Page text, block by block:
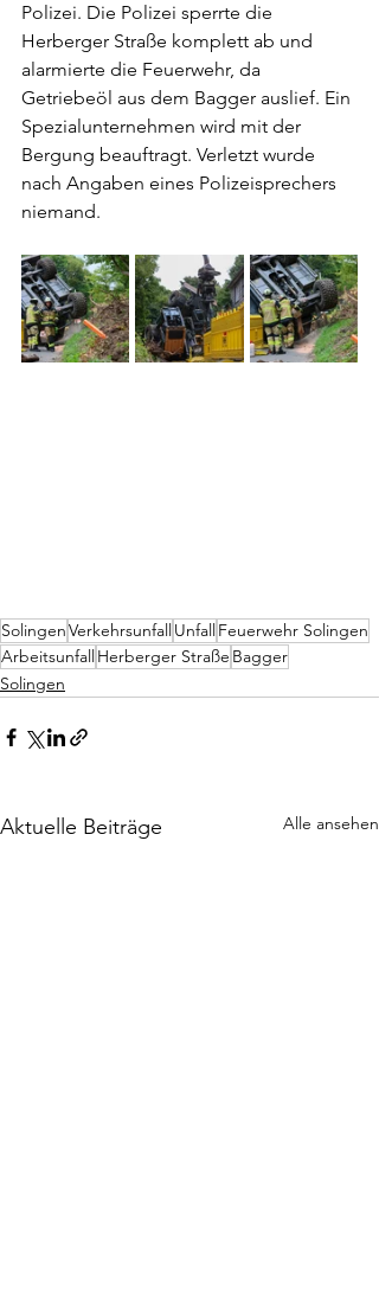
Polizei. Die Polizei sperrte die
Herberger Straße komplett ab und
alarmierte die Feuerwehr, da
Getriebeöl aus dem Bagger auslief. Ein
Spezialunternehmen wird mit der
Bergung beauftragt. Verletzt wurde
nach Angaben eines Polizeisprechers
niemand.
SolingenVerkehrsunfall Unfall Feuerwehr Solingen
Arbeitsunfall Herberger Straße Bagger
Solingen
Aktuelle Beiträge Alle ansehen